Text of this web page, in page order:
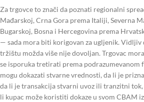
Za trgovce to znači da poznati regionalni
Mađarskoj, Crna Gora prema Italiji, Severna
Bugarskoj, Bosna i Hercegovina prema
— sada mora biti korigovan za ugljenik. Vidljiv
tržištu možda više nije dovoljan. Trgovac
se isporuka tretirati prema podrazumevanom
mogu dokazati stvarne vrednosti, da li je
da li je transakcija stvarni uvoz ili tranzitni
li kupac može koristiti dokaze u svom CBAM